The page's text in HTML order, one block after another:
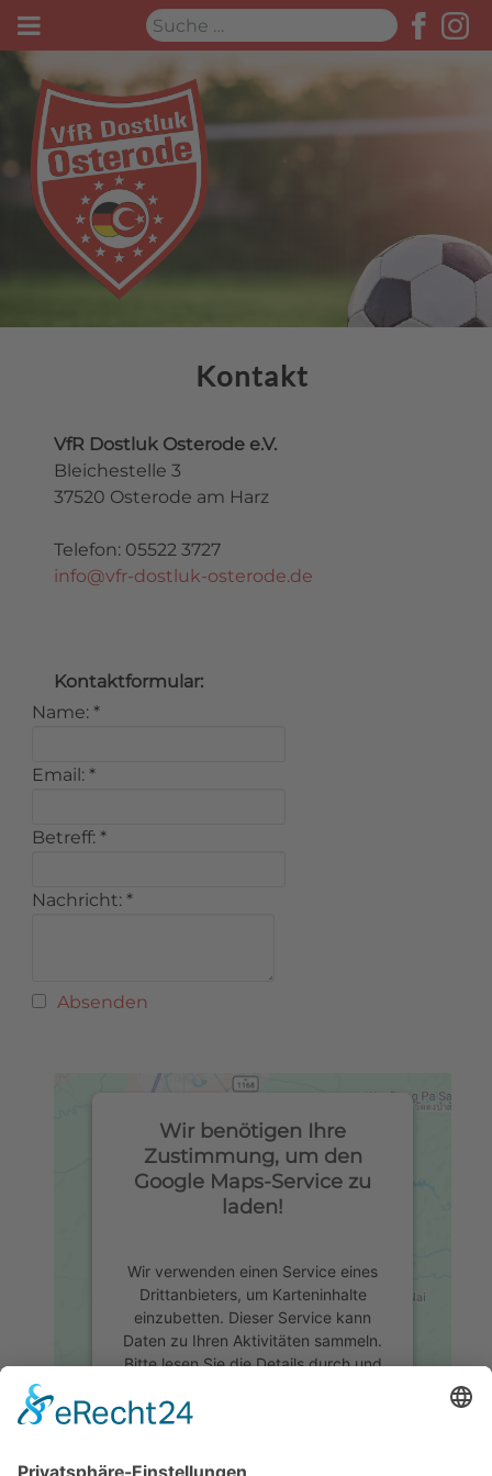
Suchen
Kontakt
VfR Dostluk Osterode e.V.
Bleichestelle 3
37520 Osterode am Harz
Telefon: 05522 3727
info@vfr-dostluk-osterode.de
Kontaktformular:
Name: *
Email: *
Betreff: *
Nachricht: *
Absenden
Wir benötigen Ihre
Zustimmung, um den
Google Maps-Service zu
laden!
Wir verwenden einen Service eines
Drittanbieters, um Karteninhalte
einzubetten. Dieser Service kann
Daten zu Ihren Aktivitäten sammeln.
Bitte lesen Sie die Details durch und
Service zu, um diese Karte